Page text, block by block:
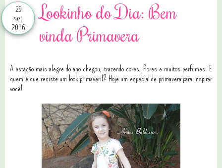
29
set
2016
Lookinho do Dia: Bem
vinda Primavera
A estação mais alegre do ano chegou, trazendo cores, flores e muitos perfumes. E
quem é que resiste um look primaveril? Hoje um especial de primavera para inspirar
você!